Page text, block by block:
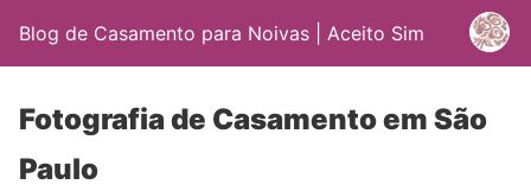
Blog de Casamento para Noivas | Aceito Sim
Fotografia de Casamento em São
Paulo